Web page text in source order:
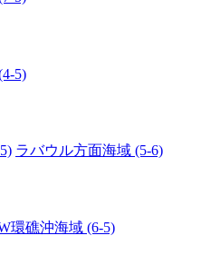
5)
ラバウル方面海域 (5-6)
環礁沖海域 (6-5)